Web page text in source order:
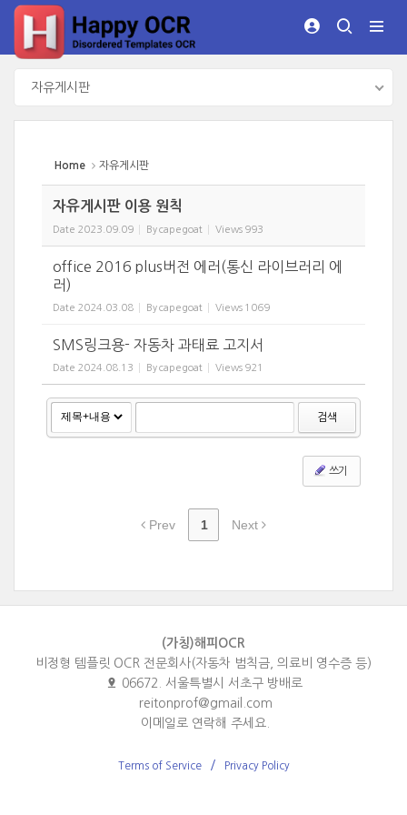
자유게시판
Home 자유게시판
자유게시판 이용 원칙
Date 2023.09.09 Bycapegoat Views 993
office 2016 plus버전 에러(통신 라이브러리 에
러)
Date 2024.03.08 Bycapegoat Views 1069
SMS링크용- 자동차 과태료 고지서
Date 2024.08.13 Bycapegoat Views 921
검색
쓰기
Prev 1 Next
(가칭)해피OCR
비정형 템플릿 OCR 전문회사(자동차 범칙금, 의료비 영수증 등)
06672. 서울특별시 서초구 방배로
reitonprof@gmail.com
이메일로 연락해 주세요.
Terms of Service Privacy Policy
Sketchbook5, 스케치북5
Sketchbook5, 스케치북5